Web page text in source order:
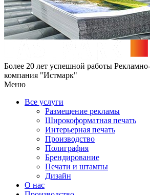
Более 20 лет успешной работы
компания "Истмарк"
Меню
Все услуги
Размещение рекламы
Широкофoрматная печать
Интерьерная печать
Производство
Полиграфия
Брендирование
Печати и штампы
Дизайн
О нас